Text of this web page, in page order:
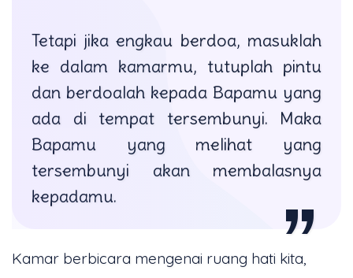
Tetapi jika engkau berdoa, masuklah
ke dalam kamarmu, tutuplah pintu
dan berdoalah kepada Bapamu yang
ada di tempat tersembunyi. Maka
Bapamu yang melihat yang
tersembunyi akan membalasnya
kepadamu.
Kamar berbicara mengenai ruang hati kita,